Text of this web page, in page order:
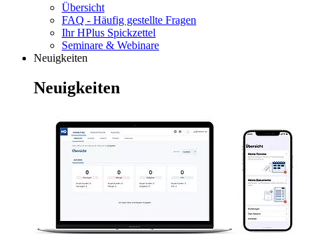
Übersicht
FAQ - Häufig gestellte Fragen
Ihr HPlus Spickzettel
Seminare & Webinare
Neuigkeiten
Neuigkeiten